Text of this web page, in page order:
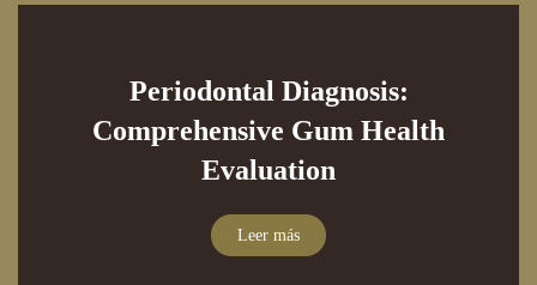
Periodontal Diagnosis:
Comprehensive Gum Health
Evaluation
Leer más